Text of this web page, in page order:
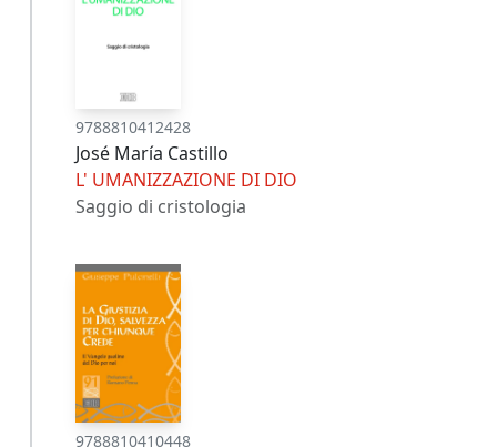
9788810412428
José María Castillo
L' UMANIZZAZIONE DI DIO
Saggio di cristologia
9788810410448